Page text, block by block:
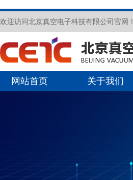
欢迎访问北京真空电子科技有限公司官网！
网站首页 关于我们